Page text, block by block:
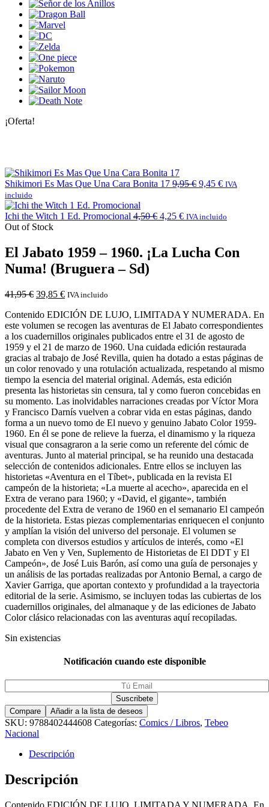
¡Oferta!
Shikimori Es Mas Que Una Cara Bonita 17 9,95€ 9,45 € IVA
incluido
Ichi the Witch 1 Ed. Promocional 4,50€ 4,25 € IVA incluido
Out of Stock
El Jabato 1959 – 1960. ¡La Lucha Con
Numa! (Bruguera – Sd)
41,95€ 39,85 € IVA incluido
Contenido EDICIÓN DE LUJO, LIMITADA Y NUMERADA. En
este volumen se recogen las aventuras de El Jabato correspondientes
a los cuadernillos originales publicados entre el 31 de agosto de
1959 y el 21 de marzo de 1960. Una cuidada edición restaurada
gracias al trabajo de José Revilla, quien ha dotado a estas páginas de
un color renovado y una rotulación actualizada, respetando al mismo
tiempo la esencia del material original. Además, esta edición
presenta las historietas sin censura, tal y como fueron concebidas en
su momento. Las inolvidables narraciones creadas por Víctor Mora
y Francisco Darnís vuelven a cobrar vida en estas páginas, dando
forma a un nuevo tomo de El nuevo y genuino Jabato Color 1959-
1960. En él se pone de relieve la fuerza, el dinamismo y la riqueza
visual que consagraron a la serie como un referente del cómic de
aventuras. Junto al material principal, se ha reunido una destacada
selección de contenidos adicionales. Entre ellos se incluyen las
historietas «Aventura en el Tíbet», publicada en la revista El
campeón de la historieta; «La muerte al acecho», aparecida en el
Extra de verano para 1960; y «David, el gigante», también
procedente del Extra de verano de 1960 en el semanario El campeón
de la historieta. Estas piezas complementarias enriquecen el conjunto
y amplían la visión del universo del personaje. El volumen se
completa con diversos estudios y artículos de interés, como «El
Jabato en Ven y Ven, Suplemento de Historietas de El DDT y El
Campeón», de José Luis Barón, así como una guía de personajes y
un análisis de las portadas realizadas por Antonio Bernal, a cargo de
Xavier Garriga, que aportan contexto y profundidad a la trayectoria
editorial de la serie. Asimismo, se incluyen todas las cubiertas de los
cuadernillos originales, del almanaque y de las ediciones de Jabato
Color clásico relacionadas con las aventuras aquí recopiladas.
Sin existencias
Notificación cuando este disponible
Compare Añadir a la lista de deseos
SKU: 9788402444608 Categorías: Comics / Libros, Tebeo
Nacional
Descripción
Descripción
Contenido EDICIÓN DE LUJO, LIMITADA Y NUMERADA. En